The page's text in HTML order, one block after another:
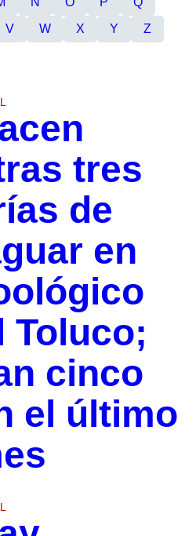
V W X Y Z
tres
de
en
Toluco;
cinco
el último